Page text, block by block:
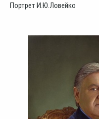
Портрет И.Ю.Ловейко